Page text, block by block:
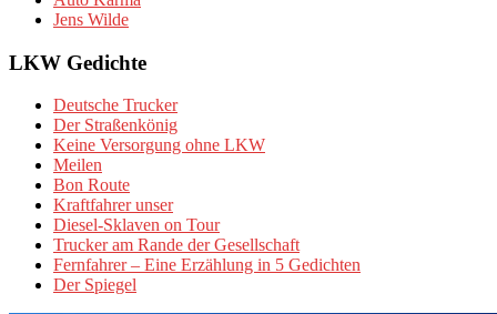
Jens Wilde
LKW Gedichte
Deutsche Trucker
Der Straßenkönig
Keine Versorgung ohne LKW
Meilen
Bon Route
Kraftfahrer unser
Diesel-Sklaven on Tour
Trucker am Rande der Gesellschaft
Fernfahrer – Eine Erzählung in 5 Gedichten
Der Spiegel